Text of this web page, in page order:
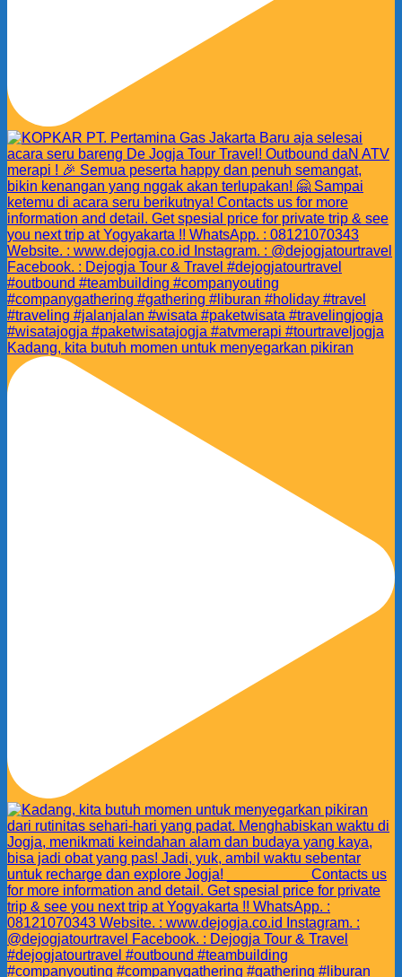
Kadang, kita butuh momen untuk menyegarkan pikiran